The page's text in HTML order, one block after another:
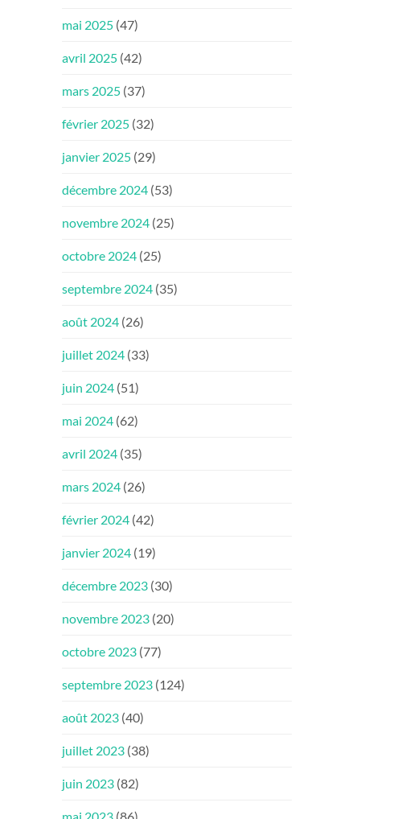
mai 2025 (47)
avril 2025 (42)
mars 2025 (37)
février 2025 (32)
janvier 2025 (29)
décembre 2024 (53)
novembre 2024 (25)
octobre 2024 (25)
septembre 2024 (35)
août 2024 (26)
juillet 2024 (33)
juin 2024 (51)
mai 2024 (62)
avril 2024 (35)
mars 2024 (26)
février 2024 (42)
janvier 2024 (19)
décembre 2023 (30)
novembre 2023 (20)
octobre 2023 (77)
septembre 2023 (124)
août 2023 (40)
juillet 2023 (38)
juin 2023 (82)
mai 2023 (86)